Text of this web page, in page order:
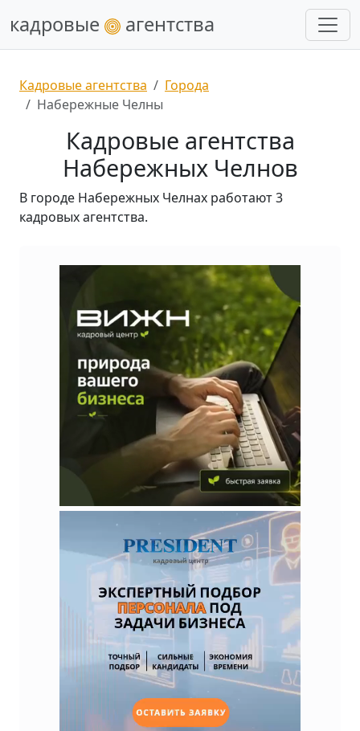
кадровые агентства
Кадровые агентства
Города
Набережные Челны
Кадровые агентства
Набережных Челнов
В городе Набережных Челнах работают 3
кадровых агентства.